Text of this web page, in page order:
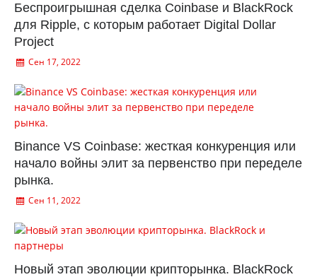
Беспроигрышная сделка Coinbase и BlackRock
для Ripple, с которым работает Digital Dollar
Project
Сен 17, 2022
Binance VS Coinbase: жесткая конкуренция или
начало войны элит за первенство при переделе
рынка.
Сен 11, 2022
Новый этап эволюции крипторынка. BlackRock